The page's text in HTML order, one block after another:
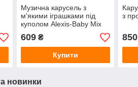
Музична карусель з
м'якими іграшками під
куполом Alexis-Baby Mix
609₴
Купити
з
850
новинки